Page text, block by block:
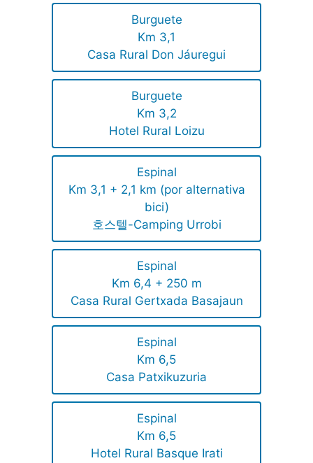
Burguete
Km 3,1
Casa Rural Don Jáuregui
Burguete
Km 3,2
Hotel Rural Loizu
Espinal
Km 3,1 + 2,1 km (por alternativa
bici)
호스텔-Camping Urrobi
Espinal
Km 6,4 + 250 m
Casa Rural Gertxada Basajaun
Espinal
Km 6,5
Casa Patxikuzuria
Espinal
Km 6,5
Hotel Rural Basque Irati